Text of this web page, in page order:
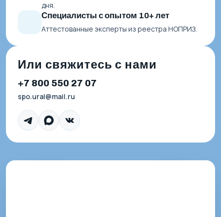
дня.
Специалисты с опытом 10+ лет
Аттестованные эксперты из реестра НОПРИЗ.
Или свяжитесь с нами
+7 800 550 27 07
spo.ural@mail.ru